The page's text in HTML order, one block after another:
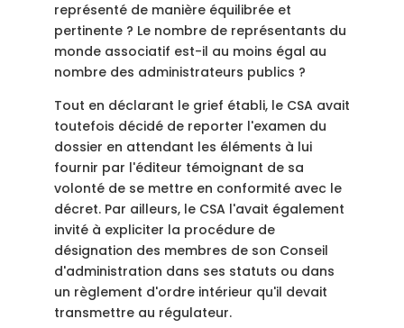
représenté de manière équilibrée et
pertinente ? Le nombre de représentants du
monde associatif est-il au moins égal au
nombre des administrateurs publics ?
Tout en déclarant le grief établi, le CSA avait
toutefois décidé de reporter l'examen du
dossier en attendant les éléments à lui
fournir par l'éditeur témoignant de sa
volonté de se mettre en conformité avec le
décret. Par ailleurs, le CSA l'avait également
invité à expliciter la procédure de
désignation des membres de son Conseil
d'administration dans ses statuts ou dans
un règlement d'ordre intérieur qu'il devait
transmettre au régulateur.